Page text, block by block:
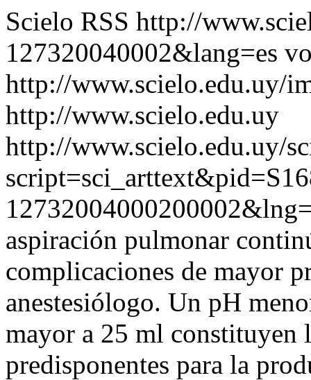
Scielo RSS http://
127320040002&lang=es
http://www.scielo.edu.uy/
http://www.scielo.edu.uy
http://www.scielo.edu.uy/
aspiración pulmonar
complicaciones de mayor
anestesiólogo. Un pH
mayor a 25 ml constituyen
predisponentes para la